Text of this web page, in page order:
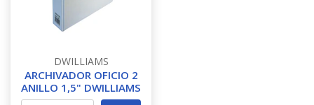
DWILLIAMS
ARCHIVADOR OFICIO 2
ANILLO 1,5" DWILLIAMS